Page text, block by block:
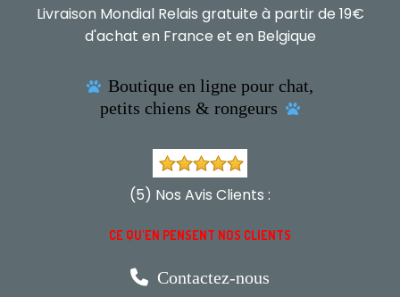
Livraison Mondial Relais gratuite à partir de 19€
d'achat en France et en Belgique
 Boutique en ligne pour chat,
petits chiens & rongeurs

(5) Nos Avis Clients :
CE QU'EN PENSENT NOS CLIENTS
 Contactez-nous